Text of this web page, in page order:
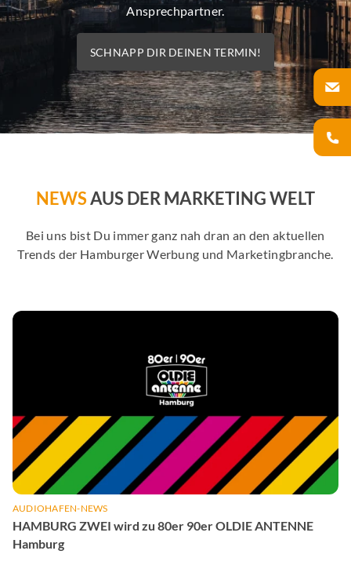
Ansprechpartner.
SCHNAPP DIR DEINEN TERMIN!
NEWSAUS DER MARKETING WELT
Bei uns bist Du immer ganz nah dran an den aktuellen
Trends der Hamburger Werbung und Marketingbranche.
AUDIOHAFEN-NEWS
HAMBURG ZWEI wird zu 80er 90er OLDIE ANTENNE
Hamburg